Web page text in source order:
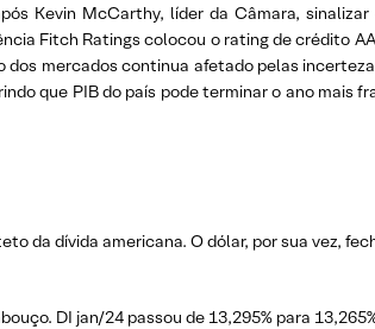
Kevin McCarthy, líder da Câmara,
Fitch Ratings colocou o rating de crédito
dos mercados continua afetado pelas
que PIB do país pode terminar o ano mais
da dívida americana. O dólar, por sua vez,
DI jan/24 passou de 13,295% para